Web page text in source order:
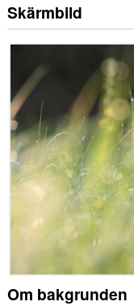
Skärmbild
Om bakgrunden